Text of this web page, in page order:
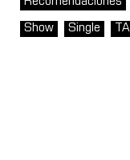
Show Single